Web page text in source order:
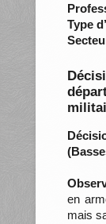
Type
en
mais